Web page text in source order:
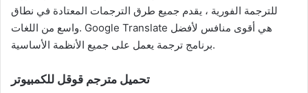
للترجمة الفورية ، يقدم جميع طرق الترجمات المعتادة في نطاق
واسع من اللغات. Google Translate هي أقوى منافس لأفضل
برنامج ترجمة يعمل على جميع الأنظمة الأساسية.
تحميل مترجم قوقل للكمبيوتر